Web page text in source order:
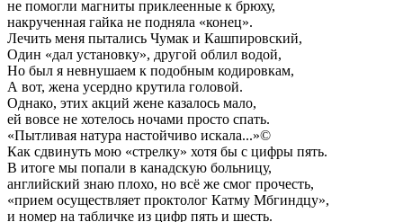
не помогли магниты приклеенные к брюху,
накрученная гайка не подняла «конец».
Лечить меня пытались Чумак и Кашпировский,
Один «дал установку», другой облил водой,
Но был я невнушаем к подобным кодировкам,
А вот, жена усердно крутила головой.
Однако, этих акций жене казалось мало,
ей вовсе не хотелось ночами просто спать.
«Пытливая натура настойчиво искала...»©
Как сдвинуть мою «стрелку» хотя бы с цифры пять.
В итоге мы попали в канадскую больницу,
английский знаю плохо, но всё же смог прочесть,
«прием осуществляет проктолог Катму Мбгиндцу»,
и номер на табличке из цифр пять и шесть.